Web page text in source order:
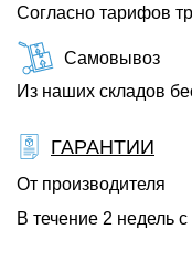
Согласно тарифов
Самовывоз
Из наших складов
ГАРАНТИИ
От производителя
В течение 2 недель